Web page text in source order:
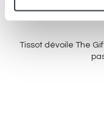
Tissot dévoile The